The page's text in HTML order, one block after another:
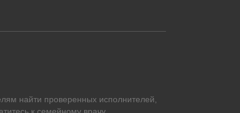
найти проверенных исполнителей,
к семейному врачу.